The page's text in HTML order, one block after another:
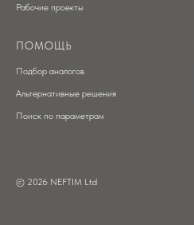
Рабочие проекты
ПОМОЩЬ
Подбор аналогов
Альтернативные решения
Поиск по параметрам
© 2026 NEFTIM Ltd